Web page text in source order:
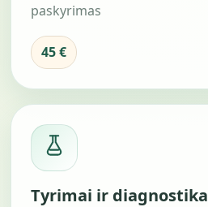
paskyrimas
45 €
Tyrimai ir diagnostika